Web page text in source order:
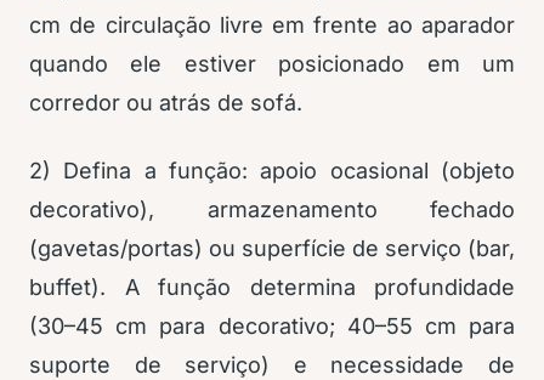
cm de circulação livre em frente ao aparador
quando ele estiver posicionado em um
corredor ou atrás de sofá.
2) Defina a função: apoio ocasional (objeto
decorativo), armazenamento fechado
(gavetas/portas) ou superfície de serviço (bar,
buffet). A função determina profundidade
(30–45 cm para decorativo; 40–55 cm para
suporte de serviço) e necessidade de